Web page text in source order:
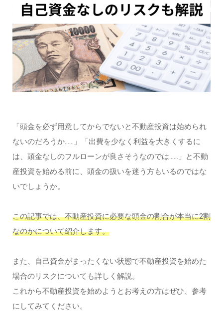
「頭金を必ず用意してからでないと不動産投資は始められ
ないのだろうか……」「出費を少なく利益を大きくするに
は、頭金なしのフルローンが良さそうなのでは……」と不動
産投資を始める前に、頭金の扱いを迷う方もいるのではな
いでしょうか。
この記事では、不動産投資に必要な頭金の割合が本当に2割
なのかについて紹介します。
また、自己資金がまったくない状態で不動産投資を始めた
場合のリスクについても詳しく解説。
これから不動産投資を始めようとお考えの方はぜひ、参考
にしてみてください。